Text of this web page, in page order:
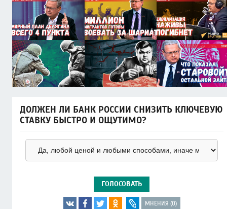
ДОЛЖЕН ЛИ БАНК РОССИИ СНИЗИТЬ КЛЮЧЕВУЮ
СТАВКУ БЫСТРО И ОЩУТИМО?
ГОЛОСОВАТЬ
МНЕНИЯ (0)